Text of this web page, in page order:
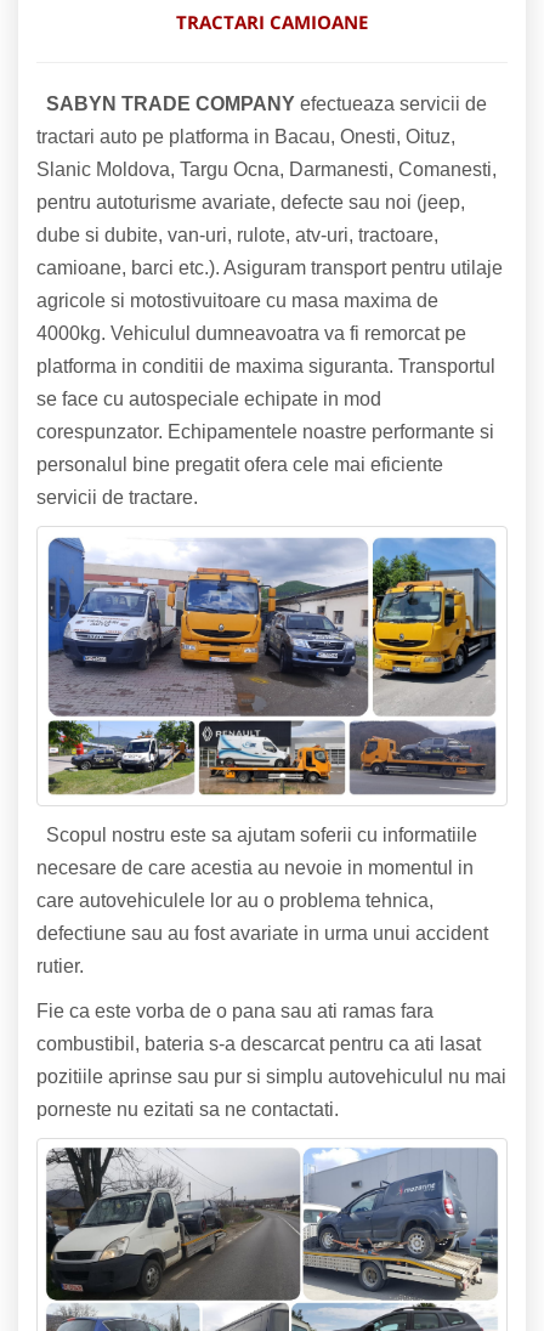
TRACTARI CAMIOANE
SABYN TRADE COMPANY efectueaza servicii de
tractari auto pe platforma in Bacau, Onesti, Oituz,
Slanic Moldova, Targu Ocna, Darmanesti, Comanesti,
pentru autoturisme avariate, defecte sau noi (jeep,
dube si dubite, van-uri, rulote, atv-uri, tractoare,
camioane, barci etc.). Asiguram transport pentru utilaje
agricole si motostivuitoare cu masa maxima de
4000kg. Vehiculul dumneavoatra va fi remorcat pe
platforma in conditii de maxima siguranta. Transportul
se face cu autospeciale echipate in mod
corespunzator. Echipamentele noastre performante si
personalul bine pregatit ofera cele mai eficiente
servicii de tractare.
Scopul nostru este sa ajutam soferii cu informatiile
necesare de care acestia au nevoie in momentul in
care autovehiculele lor au o problema tehnica,
defectiune sau au fost avariate in urma unui accident
rutier.
Fie ca este vorba de o pana sau ati ramas fara
combustibil, bateria s-a descarcat pentru ca ati lasat
pozitiile aprinse sau pur si simplu autovehiculul nu mai
porneste nu ezitati sa ne contactati.